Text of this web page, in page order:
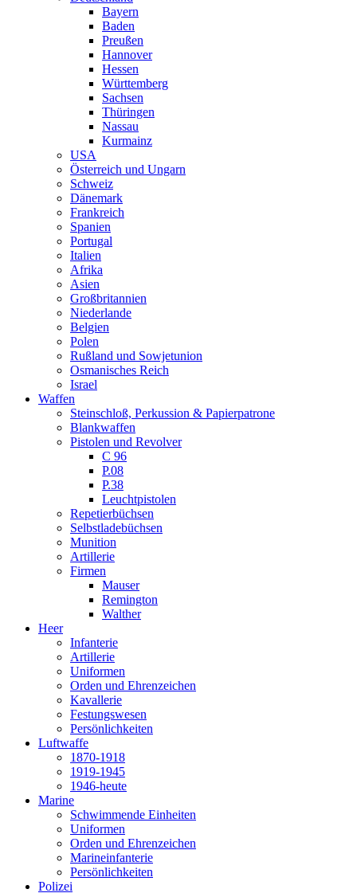
Bayern
Baden
Preußen
Hannover
Hessen
Württemberg
Sachsen
Thüringen
Nassau
Kurmainz
USA
Österreich und Ungarn
Schweiz
Dänemark
Frankreich
Spanien
Portugal
Italien
Afrika
Asien
Großbritannien
Niederlande
Belgien
Polen
Rußland und Sowjetunion
Osmanisches Reich
Israel
Waffen
Steinschloß, Perkussion & Papierpatrone
Blankwaffen
Pistolen und Revolver
C 96
P.08
P.38
Leuchtpistolen
Repetierbüchsen
Selbstladebüchsen
Munition
Artillerie
Firmen
Mauser
Remington
Walther
Heer
Infanterie
Artillerie
Uniformen
Orden und Ehrenzeichen
Kavallerie
Festungswesen
Persönlichkeiten
Luftwaffe
1870-1918
1919-1945
1946-heute
Marine
Schwimmende Einheiten
Uniformen
Orden und Ehrenzeichen
Marineinfanterie
Persönlichkeiten
Polizei